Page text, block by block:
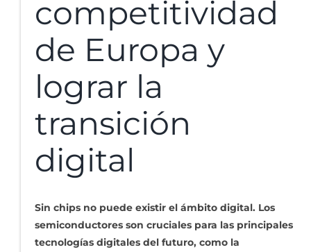
competitividad
de Europa y
lograr la
transición
digital
Sin chips no puede existir el ámbito digital. Los
semiconductores son cruciales para las principales
tecnologías digitales del futuro, como la